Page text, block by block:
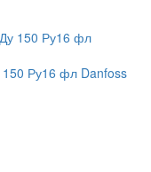
Ру16 фл Danfoss